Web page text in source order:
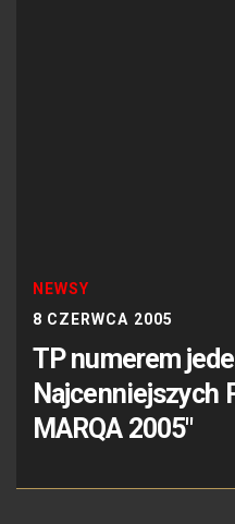
NEWSY
8 CZERWCA 2005
TP numerem
Najcenniejszych
MARQA 2005"